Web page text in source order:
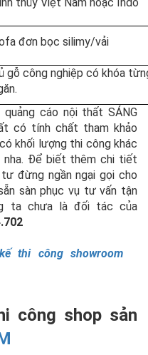
đơn bọc silimy/vải
gỗ công nghiệp có khóa
cáo nội thất SÁNG
có tính chất tham khảo
khối lượng thi công khác
nha. Để biết thêm chi tiết
đừng ngần ngại gọi cho
sàn phục vụ tư vấn tận
ta chưa là đối tác của
thi công showroom
công shop sản